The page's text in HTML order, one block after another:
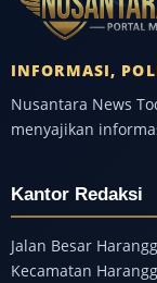
INFORMASI,
Nusantara News
menyajikan
Kantor Redaksi
Jalan Besar
Kecamatan